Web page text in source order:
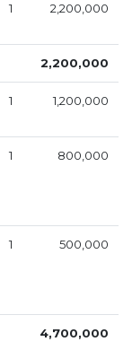
1 2,200,000
2,200,000
1 1,200,000
1 800,000
1 500,000
4,700,000